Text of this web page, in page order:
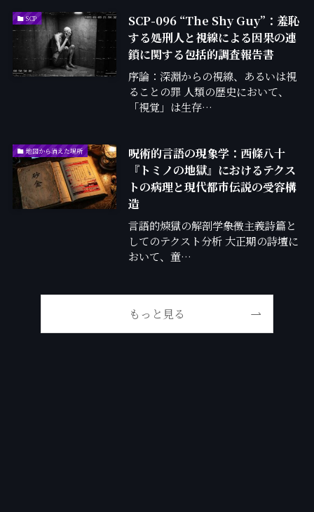
SCP
SCP-096 “The Shy Guy”：羞恥
する処刑人と視線による因果の連
鎖に関する包括的調査報告書
序論：深淵からの視線、あるいは視
ることの罪 人類の歴史において、
「視覚」は生存…
地図から消えた場所
呪術的言語の現象学：西條八十
『トミノの地獄』におけるテクス
トの病理と現代都市伝説の受容構
造
言語的煉獄の解剖学――象徴主義詩篇と
してのテクスト分析 大正期の詩壇に
おいて、童…
もっと見る